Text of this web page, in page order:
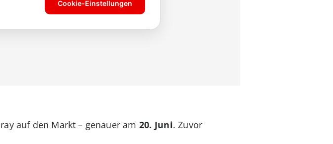
auf den Markt – genauer am 20. Juni. Zuvor